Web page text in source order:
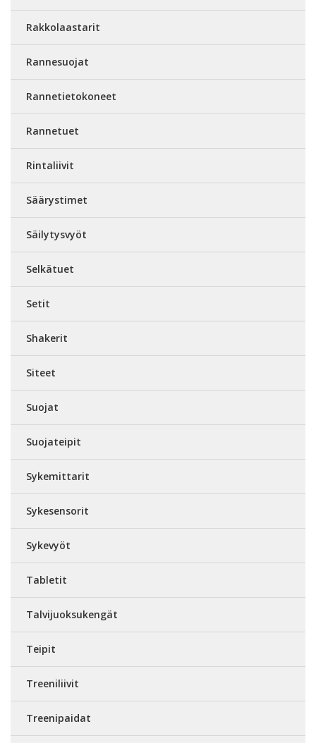
Rakkolaastarit
Rannesuojat
Rannetietokoneet
Rannetuet
Rintaliivit
Säärystimet
Säilytysvyöt
Selkätuet
Setit
Shakerit
Siteet
Suojat
Suojateipit
Sykemittarit
Sykesensorit
Sykevyöt
Tabletit
Talvijuoksukengät
Teipit
Treeniliivit
Treenipaidat